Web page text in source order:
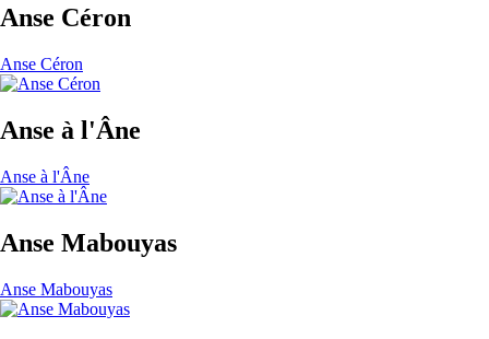
Anse Céron
Anse Céron
Anse à l'Âne
Anse à l'Âne
Anse Mabouyas
Anse Mabouyas